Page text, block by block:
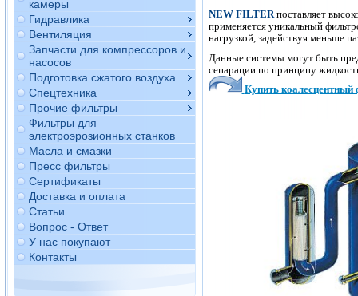
камеры
Гидравлика
Вентиляция
Запчасти для компрессоров и
насосов
Подготовка сжатого воздуха
Спецтехника
Прочие фильтры
Фильтры для
электроэрозионных станков
Масла и смазки
Пресс фильтры
Сертификаты
Доставка и оплата
Статьи
Вопрос - Ответ
У нас покупают
Контакты
NEW FILTERпоставляет
применяется уникальный
нагрузкой, задействуя меньше
Данные системы могут быть
сепарации по принципу
Купить коалесцентный